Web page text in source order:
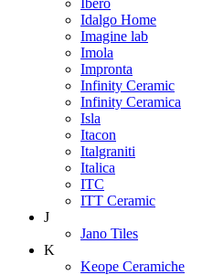
Idalgo Home
Imagine lab
Imola
Impronta
Infinity Ceramic
Infinity Ceramica
Isla
Itacon
Italgraniti
Italica
ITC
ITT Ceramic
J
Jano Tiles
K
Keope Ceramiche